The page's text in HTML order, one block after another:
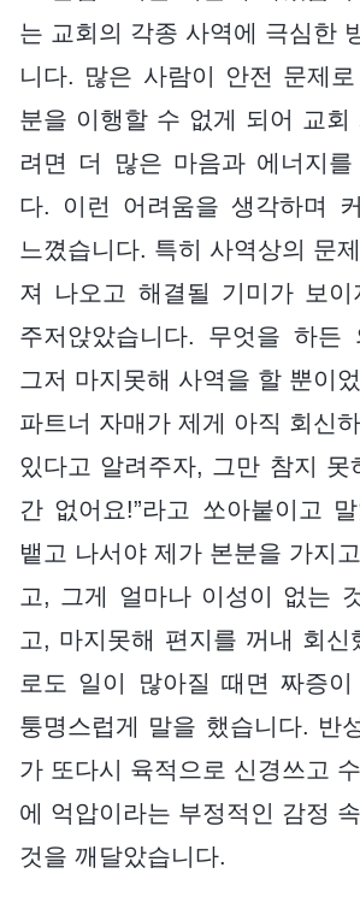
는 교회의 각종 사역에 극심한
니다. 많은 사람이 안전 문제
분을 이행할 수 없게 되어 교회
려면 더 많은 마음과 에너지를
다. 이런 어려움을 생각하며
느꼈습니다. 특히 사역상의 문
져 나오고 해결될 기미가 보이
주저앉았습니다. 무엇을 하든
그저 마지못해 사역을 할 뿐이
파트너 자매가 제게 아직 회신
있다고 알려주자, 그만 참지 못
간 없어요!”라고 쏘아붙이고
뱉고 나서야 제가 본분을 가지
고, 그게 얼마나 이성이 없는
고, 마지못해 편지를 꺼내 회신
로도 일이 많아질 때면 짜증
퉁명스럽게 말을 했습니다. 반
가 또다시 육적으로 신경쓰고
에 억압이라는 부정적인 감정
것을 깨달았습니다.